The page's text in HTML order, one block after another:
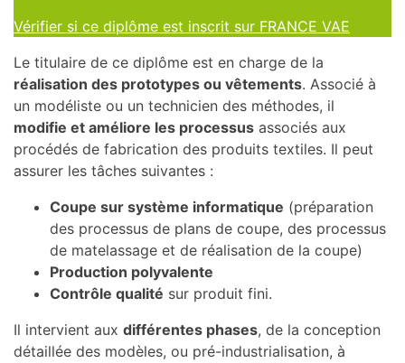
Vérifier si ce diplôme est inscrit sur FRANCE VAE
Le titulaire de ce diplôme est en charge de la
réalisation des prototypes ou vêtements. Associé à
un modéliste ou un technicien des méthodes, il
modifie et améliore les processus associés aux
procédés de fabrication des produits textiles. Il peut
assurer les tâches suivantes :
Coupe sur système informatique (préparation
des processus de plans de coupe, des processus
de matelassage et de réalisation de la coupe)
Production polyvalente
Contrôle qualité sur produit fini.
Il intervient aux différentes phases, de la conception
détaillée des modèles, ou pré-industrialisation, à